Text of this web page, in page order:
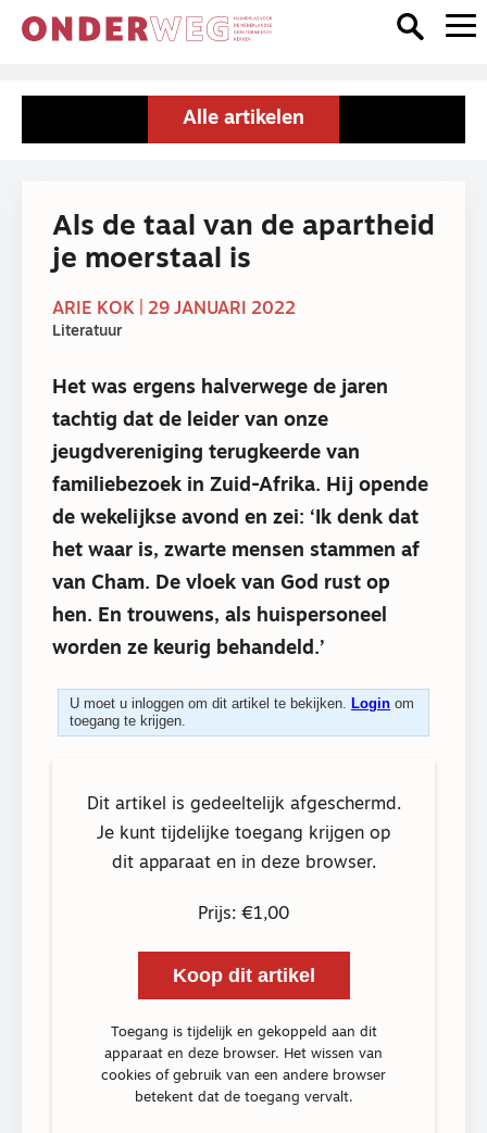
Alle artikelen
Als de taal van de apartheid
je moerstaal is
ARIE KOK | 29 JANUARI 2022
Literatuur
Het was ergens halverwege de jaren
tachtig dat de leider van onze
jeugdvereniging terugkeerde van
familiebezoek in Zuid-Afrika. Hij opende
de wekelijkse avond en zei: ‘Ik denk dat
het waar is, zwarte mensen stammen af
van Cham. De vloek van God rust op
hen. En trouwens, als huispersoneel
worden ze keurig behandeld.’
U moet u inloggen om dit artikel te bekijken. Login om
toegang te krijgen.
Dit artikel is gedeeltelijk afgeschermd.
Je kunt tijdelijke toegang krijgen op
dit apparaat en in deze browser.
Prijs: €1,00
Koop dit artikel
Toegang is tijdelijk en gekoppeld aan dit
apparaat en deze browser. Het wissen van
cookies of gebruik van een andere browser
betekent dat de toegang vervalt.